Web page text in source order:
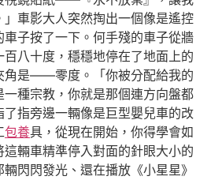
車影大人突然掏出一個像是遙控
子按了一下。何手殘的車子從牆
八十度，穩穩地停在了地面上的
角是——零度。「你被分配給我的
種宗教，你就是那個連方向盤都
指旁邊一輛像是巨型嬰兒車的改
包養具，從現在開始，你得學會如
輛車精準停入對面的針眼大小的
閃閃發光、還在播放《小星星》